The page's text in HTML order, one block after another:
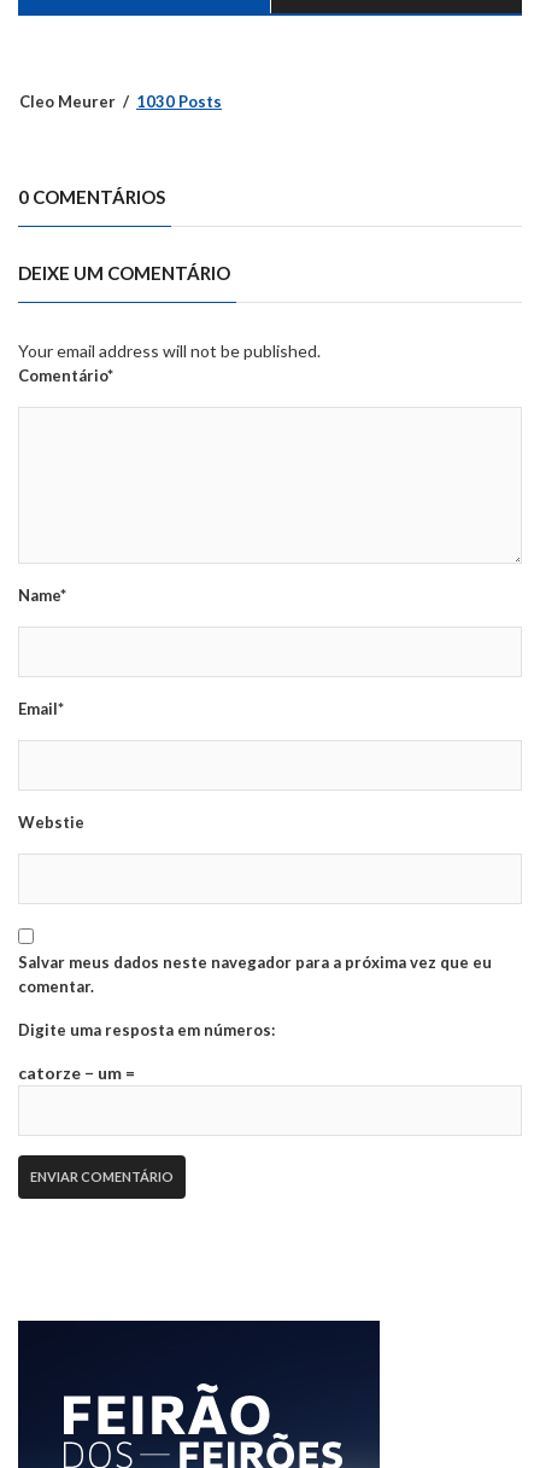
Cleo Meurer 1030 Posts
0 COMENTÁRIOS
DEIXE UM COMENTÁRIO
Your email address will not be published.
Comentário*
Name*
Email*
Webstie
Salvar meus dados neste navegador para a próxima vez que eu
comentar.
Digite uma resposta em números:
catorze − um =